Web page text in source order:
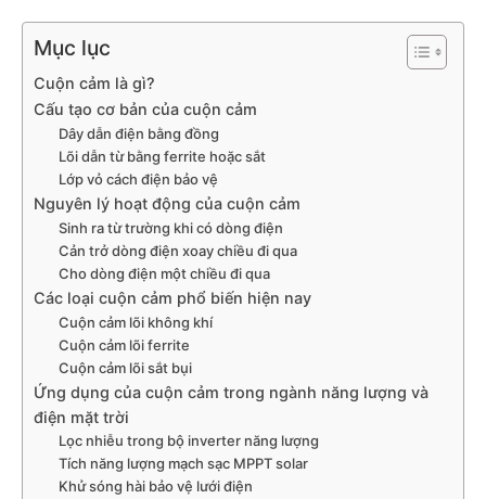
Mục lục
Cuộn cảm là gì?
Cấu tạo cơ bản của cuộn cảm
Dây dẫn điện bằng đồng
Lõi dẫn từ bằng ferrite hoặc sắt
Lớp vỏ cách điện bảo vệ
Nguyên lý hoạt động của cuộn cảm
Sinh ra từ trường khi có dòng điện
Cản trở dòng điện xoay chiều đi qua
Cho dòng điện một chiều đi qua
Các loại cuộn cảm phổ biến hiện nay
Cuộn cảm lõi không khí
Cuộn cảm lõi ferrite
Cuộn cảm lõi sắt bụi
Ứng dụng của cuộn cảm trong ngành năng lượng và
điện mặt trời
Lọc nhiễu trong bộ inverter năng lượng
Tích năng lượng mạch sạc MPPT solar
Khử sóng hài bảo vệ lưới điện